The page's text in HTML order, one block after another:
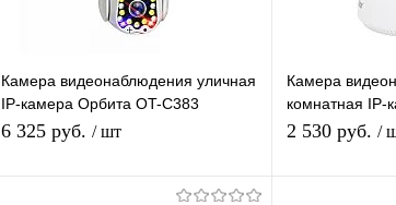
Камера видеонаблюдения уличная
IP-камера Орбита OT-C383
Lan+Wi-Fi камера 2 Mpix 3,6мм
6 325 руб. / шт
Камера
комнатная IP-
RI306L Wi-Fi ip
2 530 руб. /